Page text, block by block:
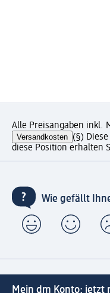
Alle Preisangaben inkl.
Versandkosten (§)
diese Position erhalten
Wie gefällt
Mein dm Konto: jetzt